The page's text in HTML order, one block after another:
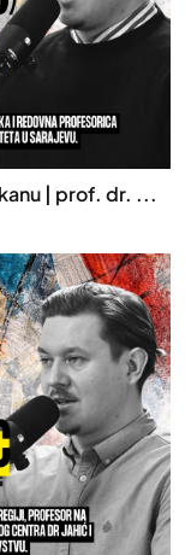
| prof. dr. ...